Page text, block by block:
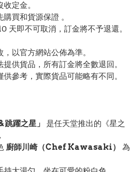
定金。
買和貨源保證 。
天即不可取消，訂金將不予退還。
以官方網站公佈為準。
供貨品，所有訂金將全數退回。
參考，實際貨品可能略有不同。
躍之星」
是任天堂推出的《星之
廚師川崎（Chef Kawasaki）
為